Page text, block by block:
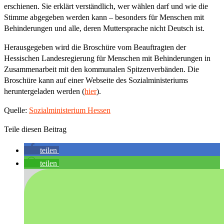
erschienen. Sie erklärt verständlich, wer wählen darf und wie die
Stimme abgegeben werden kann – besonders für Menschen mit
Behinderungen und alle, deren Muttersprache nicht Deutsch ist.
Herausgegeben wird die Broschüre vom Beauftragten der
Hessischen Landesregierung für Menschen mit Behinderungen in
Zusammenarbeit mit den kommunalen Spitzenverbänden. Die
Broschüre kann auf einer Webseite des Sozialministeriums
heruntergeladen werden (hier).
Quelle: Sozialministerium Hessen
Teile diesen Beitrag
teilen
teilen